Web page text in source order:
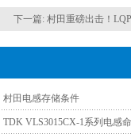
下一篇: 村田重磅出击！
村田电感存储条件
TDK VLS3015CX-1系列电感